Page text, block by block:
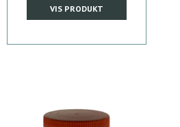
VIS PRODUKT